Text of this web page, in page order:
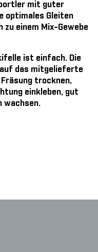
mit guter
optimales Gleiten
zu einem Mix-Gewebe
ist einfach. Die
das mitgelieferte
trocknen,
einkleben, gut
wachsen.